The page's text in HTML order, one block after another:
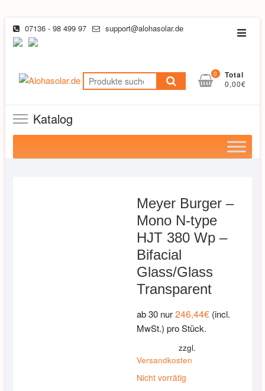
Skip 07136 - 98 499 97 support@alohasolar.de
Suchen
nach:
0 Total
0,00€
Katalog
Meyer Burger –
Mono N-type
HJT 380 Wp –
Bifacial
Glass/Glass
Transparent
ab 30 nur246,44€(incl.
MwSt.) pro Stück.
zzgl.
Versandkosten
Nicht vorrätig